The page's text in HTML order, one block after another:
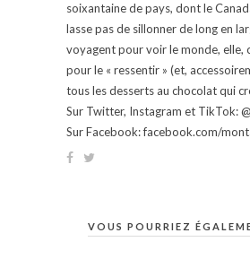
soixantaine de pays, dont le
lasse pas de sillonner de long en
voyagent pour voir le monde, elle,
pour le « ressentir » (et,
tous les desserts au chocolat qui
Sur Twitter, Instagram et TikTok:
Sur Facebook: facebook.com/
VOUS POURRIEZ